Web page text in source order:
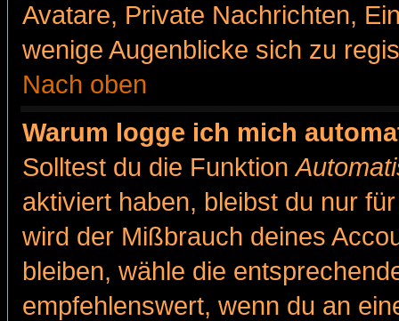
Avatare, Private Nachrichten,
wenige Augenblicke sich zu
Nach oben
Warum logge ich mich
Solltest du die Funktion
aktiviert haben, bleibst du nur
wird der Mißbrauch deines
bleiben, wähle die
empfehlenswert, wenn du an